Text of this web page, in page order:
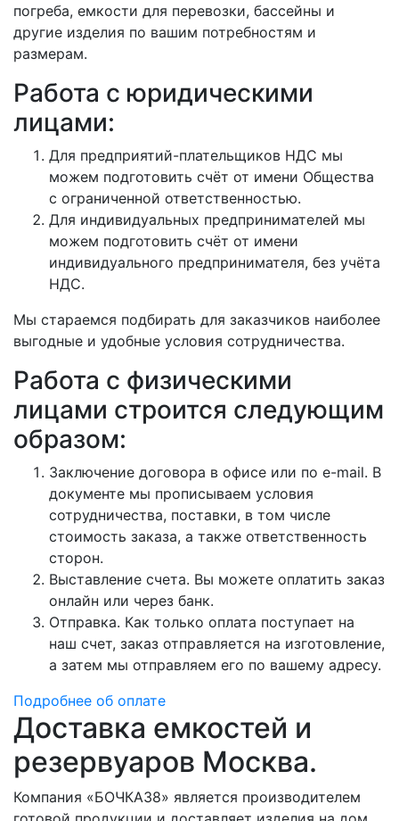
погреба, емкости для перевозки, бассейны и
другие изделия по вашим потребностям и
размерам.
Работа с юридическими
лицами:
Для предприятий-плательщиков НДС мы
можем подготовить счёт от имени Общества
с ограниченной ответственностью.
Для индивидуальных предпринимателей мы
можем подготовить счёт от имени
индивидуального предпринимателя, без учёта
НДС.
Мы стараемся подбирать для заказчиков наиболее
выгодные и удобные условия сотрудничества.
Работа с физическими
лицами строится следующим
образом:
Заключение договора в офисе или по e-mail. В
документе мы прописываем условия
сотрудничества, поставки, в том числе
стоимость заказа, а также ответственность
сторон.
Выставление счета. Вы можете оплатить заказ
онлайн или через банк.
Отправка. Как только оплата поступает на
наш счет, заказ отправляется на изготовление,
а затем мы отправляем его по вашему адресу.
Подробнее об оплате
Доставка емкостей и
резервуаров Москва.
Компания «БОЧКА38» является производителем